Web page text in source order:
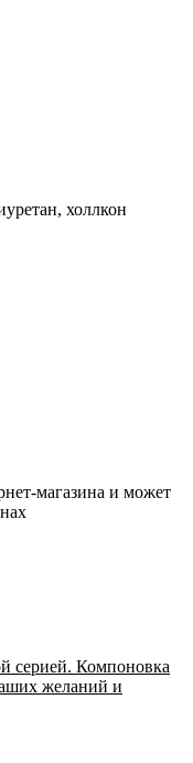
холлкон
магазина и может
серией. Компоновка
желаний и